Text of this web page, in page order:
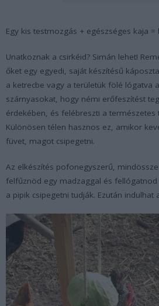
Egy kis testmozgás + egészséges kaja
Unatkoznak a csirkéid? Simán lehet!
őket egy egyedi, saját készítésű
a ketrecbe vagy a területük fölé lógatva
szárnyasokat, hogy némi erőfeszítést
érdekében, és felébreszti a
Különösen télen hasznos ez, amikor
füvet, magot csipegetni.
Az elkészítés pofonegyszerű,
felfűznöd egy madzaggal és
a pipik csipegetni tudják. Ezután indulhat